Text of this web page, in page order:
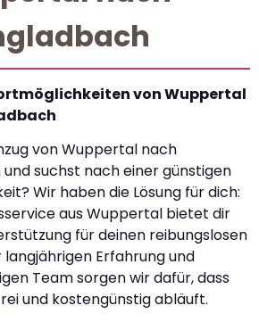
von Wuppertal
von Wuppertal nach
suchst nach einer günstigen
Wir haben die Lösung für dich:
aus Wuppertal bietet dir
für deinen reibungslosen
langjährigen Erfahrung und
Team sorgen wir dafür, dass
und kostengünstig abläuft.